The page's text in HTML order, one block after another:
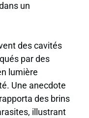
un
des cavités
par des
lumière
Une anecdote
des brins
illustrant